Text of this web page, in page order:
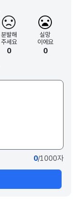
분발해
주세요
0
실망
이에요
0
0/1000자